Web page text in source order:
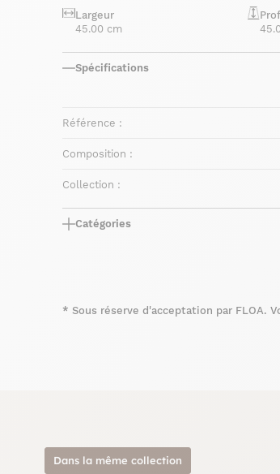
Largeur
45.00 cm
Spécifications
Référence :
Composition :
Collection :
Catégories
* Sous réserve d'acceptation par FLOA.
Dans la même collection